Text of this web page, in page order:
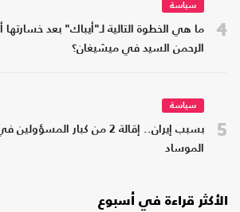
4
سياسة
ما هي الخطوة التالية لـ"أيباك" بعد خسارتها
الرحمن السيد في ميشيغان؟
5
سياسة
بسبب إيران.. إقالة 2 من كبار المسؤولين
الموساد
الأكثر قراءة في أسبوع